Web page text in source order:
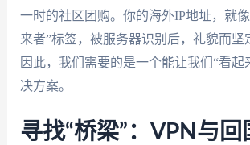
一时的社区团购。你的海外IP地址，就
来者”标签，被服务器识别后，礼貌而坚
因此，我们需要的是一个能让我们“看起
决方案。
寻找“桥梁”：VPN与回